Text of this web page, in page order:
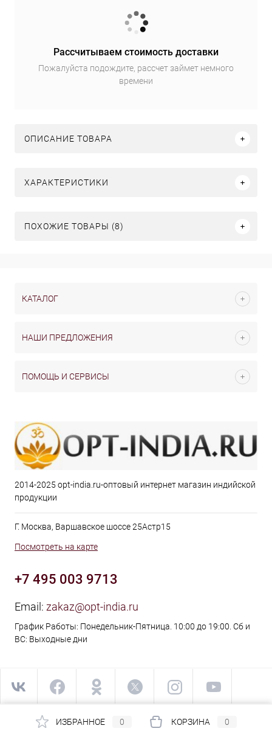
Рассчитываем стоимость доставки
Пожалуйста подождите, рассчет займет немного
времени
ОПИСАНИЕ ТОВАРА
ХАРАКТЕРИСТИКИ
ПОХОЖИЕ ТОВАРЫ (8)
КАТАЛОГ
НАШИ ПРЕДЛОЖЕНИЯ
ПОМОЩЬ И СЕРВИСЫ
2014-2025 opt-india.ru-оптовый интернет магазин индийской
продукции
Г. Москва, Варшавское шоссе 25Астр15
Посмотреть на карте
+7 495 003 9713
Email: zakaz@opt-india.ru
График Работы: Понедельник-Пятница. 10:00 до 19:00. Сб и
ВС: Выходные дни
ИЗБРАННОЕ 0 КОРЗИНА 0